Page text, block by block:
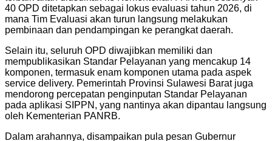
40 OPD ditetapkan sebagai lokus evaluasi tahun 2026, di
mana Tim Evaluasi akan turun langsung melakukan
pembinaan dan pendampingan ke perangkat daerah.
Selain itu, seluruh OPD diwajibkan memiliki dan
mempublikasikan Standar Pelayanan yang mencakup 14
komponen, termasuk enam komponen utama pada aspek
service delivery. Pemerintah Provinsi Sulawesi Barat juga
mendorong percepatan penginputan Standar Pelayanan
pada aplikasi SIPPN, yang nantinya akan dipantau langsung
oleh Kementerian PANRB.
Dalam arahannya, disampaikan pula pesan Gubernur